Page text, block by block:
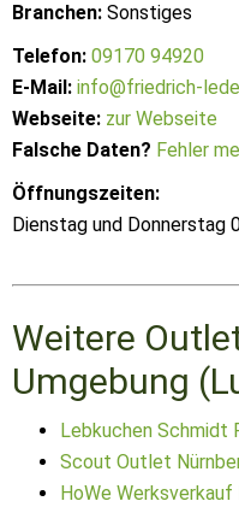
Branchen: Sonstiges
Telefon: 09170 94920
E-Mail: info@friedrich-
Webseite: zur Webseite
Falsche Daten? Fehler
Öffnungszeiten:
Dienstag und Donnerstag
Weitere
Umgebung
Lebkuchen Schmidt
Scout Outlet
HoWe Werksverkauf